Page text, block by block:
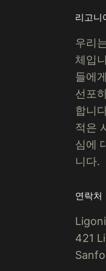
리고니
우리
체입
들에
선포
합니
적은
심에
니다.
연락처
421